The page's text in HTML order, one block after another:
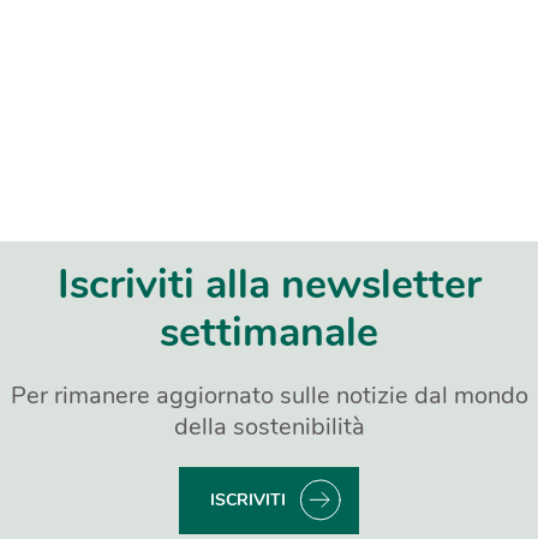
Iscriviti alla newsletter
settimanale
Per rimanere aggiornato sulle notizie dal mondo
della sostenibilità
ISCRIVITI